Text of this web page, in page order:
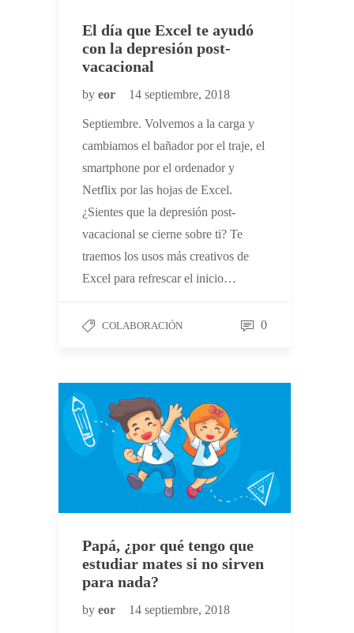
El día que Excel te ayudó
con la depresión post-
vacacional
by eor 14 septiembre, 2018
Septiembre. Volvemos a la carga y
cambiamos el bañador por el traje, el
smartphone por el ordenador y
Netflix por las hojas de Excel.
¿Sientes que la depresión post-
vacacional se cierne sobre ti? Te
traemos los usos más creativos de
Excel para refrescar el inicio…
COLABORACIÓN 0
Papá, ¿por qué tengo que
estudiar mates si no sirven
para nada?
by eor 14 septiembre, 2018